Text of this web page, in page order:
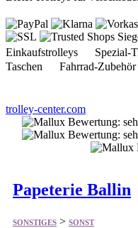
Einkaufstrolleys
Taschen Fahrrad-
trolley-center.com
Papeterie Ballin
SONSTIGES > SONST